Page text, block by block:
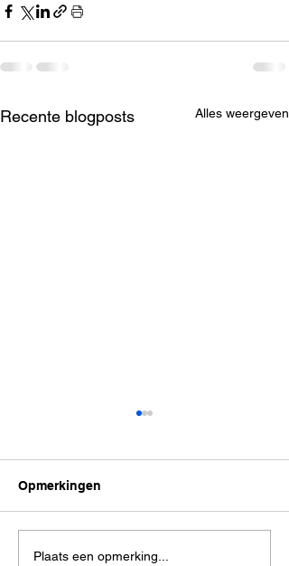
Recente blogposts Alles weergeven
Hoe kan ik mijn kleur
Opmerkingen
Plaats een opmerking...